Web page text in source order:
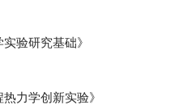
验研究基础》
力学创新实验》